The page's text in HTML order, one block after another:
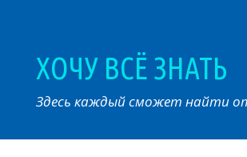
ХОЧУ ВСЁ ЗНАТЬ
Здесь каждый сможет найти